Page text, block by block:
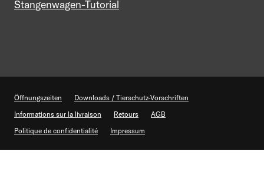
Stangenwagen-Tutorial
Öffnungszeiten
Downloads / Tierschutz-Vorschriften
Informations sur la livraison
Retours
AGB
Politique de confidentialité
Impressum